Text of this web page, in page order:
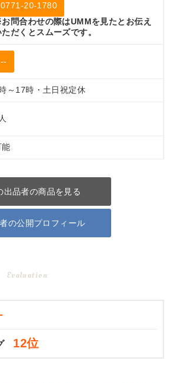
0771-20-1780
問合わせの際はUMMを見たとお伝え
ただくとスムーズです。
--
～17時・土日祝定休
能
出品者の商品を見る
の公開プロフィール
Evaluation
12位